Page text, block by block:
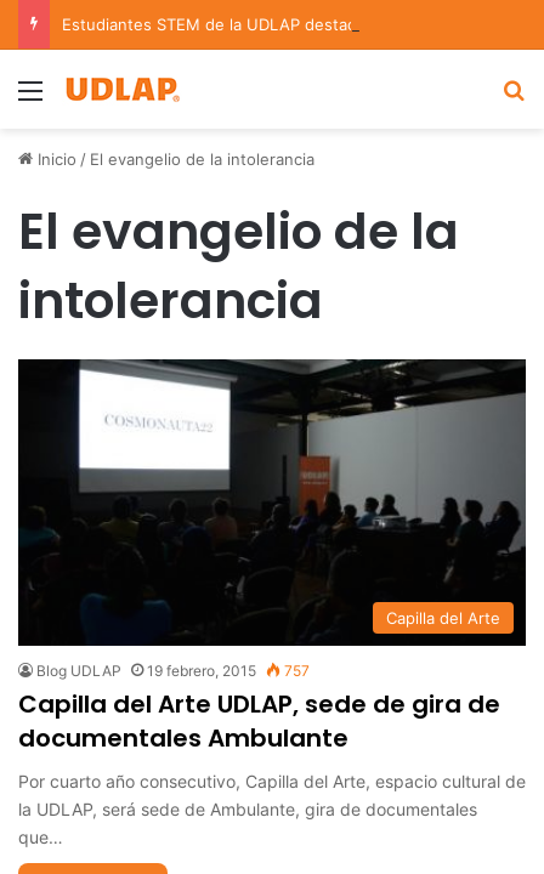
Menu
Inicio / El evangelio de la intolerancia
El evangelio de la
intolerancia
Capilla del Arte
Blog UDLAP 19 febrero, 2015 757
Capilla del Arte UDLAP, sede de gira de
documentales Ambulante
Por cuarto año consecutivo, Capilla del Arte, espacio cultural de
la UDLAP, será sede de Ambulante, gira de documentales
que…